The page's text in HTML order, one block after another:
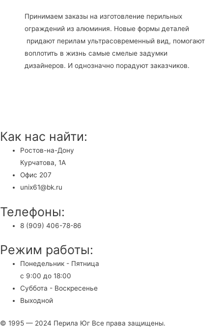
Принимаем заказы на изготовление перильных
ограждений из алюминия. Новые формы деталей
придают перилам ультрасовременный вид, помогают
воплотить в жизнь самые смелые задумки
дизайнеров. И однозначно порадуют заказчиков.
Как нас найти:
Ростов-на-Дону
Курчатова, 1А
Офис 207
unix61@bk.ru
Телефоны:
8 (909) 406-78-86
Режим работы:
Понедельник - Пятница
с 9:00 до 18:00
Суббота - Воскресенье
Выходной
© 1995 — 2024 Перила Юг Все права защищены.